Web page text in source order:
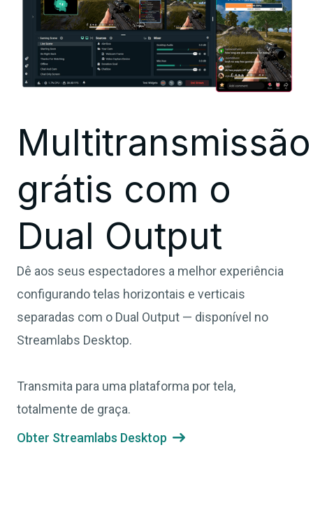
Multitransmissão
grátis com o
Dual Output
Dê aos seus espectadores a melhor experiência
configurando telas horizontais e verticais
separadas com o Dual Output — disponível no
Streamlabs Desktop.
Transmita para uma plataforma por tela,
totalmente de graça.
Obter Streamlabs Desktop 